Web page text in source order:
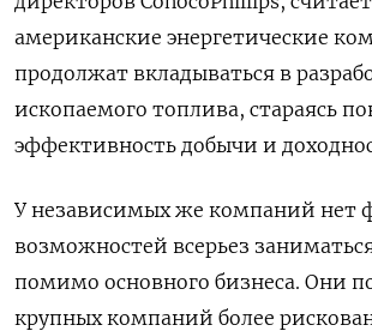
американские энергетические
продолжат вкладываться в
ископаемого топлива, стараясь
эффективность добычи и
У независимых же компаний нет
возможностей всерьез
помимо основного бизнеса. Они
крупных компаний более